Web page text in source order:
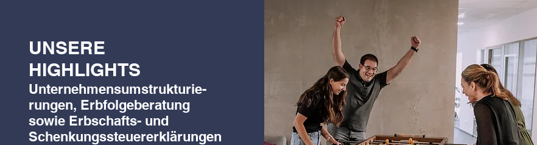
UNSERE
HIGHLIGHTS
Unternehmensumstrukturie-
rungen, Erbfolgeberatung
sowie Erbschafts- und
Schenkungssteuererklärungen